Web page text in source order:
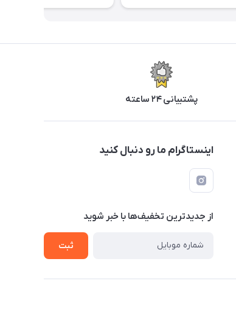
پشتیبانی ۲۴ ساعته
اینستاگرام ما رو دنبال کنید
از جدید‌ترین تخفیف‌ها با‌ خبر شوید
ثبت